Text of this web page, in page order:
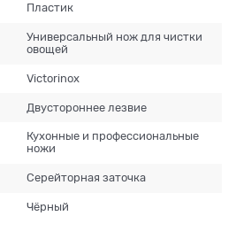
Пластик
Универсальный нож для чистки
овощей
Victorinox
Двустороннее лезвие
Кухонные и профессиональные
ножи
Серейторная заточка
Чёрный